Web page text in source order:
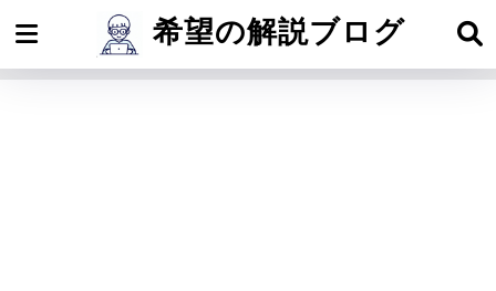
希望の解説ブログ